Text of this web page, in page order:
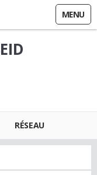
MENU
RÉSEAU